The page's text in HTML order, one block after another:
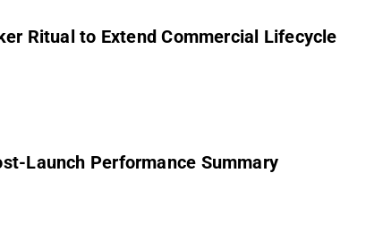
Ritual to Extend Commercial Lifecycle
Launch Performance Summary